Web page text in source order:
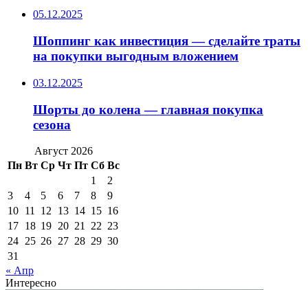
05.12.2025
Шоппинг как инвестиция — сделайте траты
на покупки выгодным вложением
03.12.2025
Шорты до колена — главная покупка
сезона
Август 2026
Пн Вт Ср Чт Пт Сб Вс
1
2
3
4 5 6 7 8
9
10 11 12 13 14 15 16
17 18 19 20 21 22 23
24 25 26 27 28 29 30
31
« Апр
Интересно